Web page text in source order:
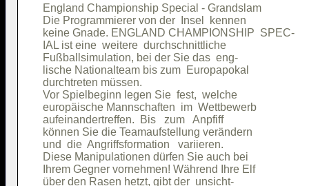
England Championship Special - Grandslam
Die Programmierer von der  Insel  kennen
keine Gnade. ENGLAND CHAMPIONSHIP  SPEC-
IAL ist eine  weitere  durchschnittliche
Fußballsimulation, bei der Sie das  eng-
lische Nationalteam bis zum  Europapokal
durchtreten müssen.
Vor Spielbeginn legen Sie  fest,  welche
europäische Mannschaften  im  Wettbewerb
aufeinandertreffen.  Bis   zum   Anpfiff
können Sie die Teamaufstellung verändern
und  die  Angriffsformation   variieren.
Diese Manipulationen dürfen Sie auch bei
Ihrem Gegner vornehmen! Während Ihre Elf
über den Rasen hetzt, gibt der  unsicht-